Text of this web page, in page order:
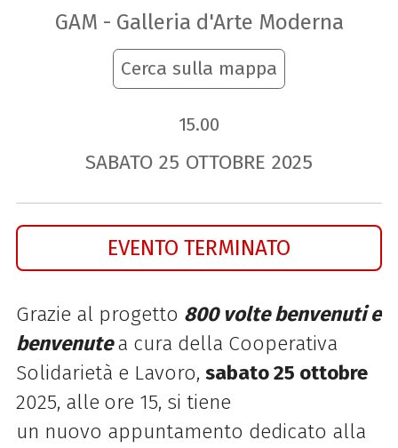
GAM - Galleria d'Arte Moderna
Cerca sulla mappa
15.00
SABATO 25 OTTOBRE 2025
EVENTO TERMINATO
Grazie al progetto 800 volte benvenuti e
benvenute a cura della Cooperativa
Solidarietà e Lavoro, sabato 25 ottobre
2025, alle ore 15, si tiene
un nuovo appuntamento dedicato alla